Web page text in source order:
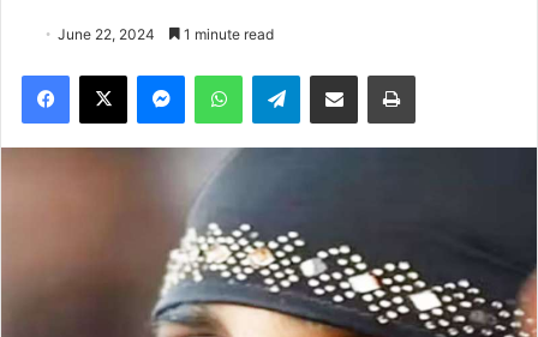
June 22, 2024 1 minute read
Facebook
X MessengerWhatsAppTelegramShare via Email Print